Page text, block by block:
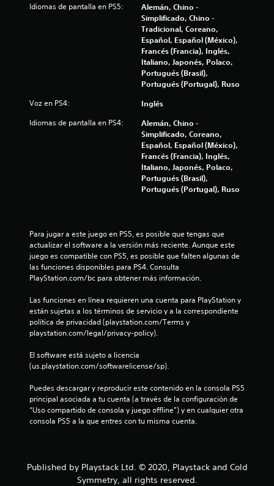
n
c
o
s
t
r
l
l
s
e
n
t
Idiomas de pantalla en PS5:
Alemán, Chino -
Simplificado, Chino -
Tradicional, Coreano,
Español, Español (México),
Francés (Francia), Inglés,
Italiano, Japonés, Polaco,
Portugués (Brasil),
Portugués (Portugal), Ruso
Voz en PS4: Inglés
Idiomas de pantalla en PS4:
Alemán, Chino -
Simplificado, Coreano,
Español, Español (México),
Francés (Francia), Inglés,
Italiano, Japonés, Polaco,
Portugués (Brasil),
Portugués (Portugal), Ruso
Para jugar a este juego en PS5, es posible que tengas que
actualizar el software a la versión más reciente. Aunque este
juego es compatible con PS5, es posible que falten algunas de
las funciones disponibles para PS4. Consulta
PlayStation.com/bc para obtener más información.
Las funciones en línea requieren una cuenta para PlayStation y
están sujetas a los términos de servicio y a la correspondiente
política de privacidad (playstation.com/Terms y
playstation.com/legal/privacy-policy).
El software está sujeto a licencia
(us.playstation.com/softwarelicense/sp).
Puedes descargar y reproducir este contenido en la consola PS5
principal asociada a tu cuenta (a través de la configuración de
“Uso compartido de consola y juego offline”) y en cualquier otra
consola PS5 a la que entres con tu misma cuenta.
Published by Playstack Ltd. © 2020, Playstack and Cold
Symmetry, all rights reserved.